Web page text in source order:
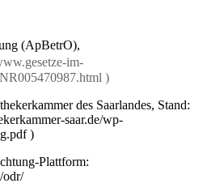
(ApBetrO),
im-
)
des Saarlandes, Stand:
saar.de/wp-
)
Plattform:
odr/